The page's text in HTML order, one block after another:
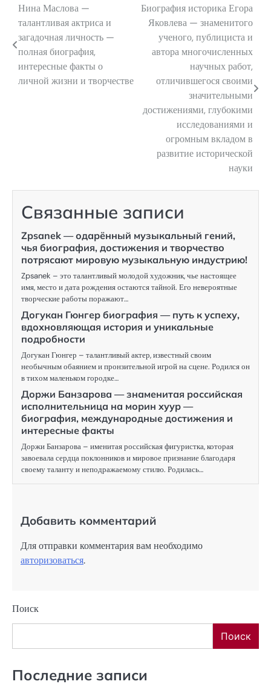
Навигация
по
записям
Нина Маслова —
талантливая актриса и
загадочная личность —
полная биография,
интересные факты о
личной жизни и творчестве
Биография историка Егора
Яковлева — знаменитого
ученого, публициста и
автора многочисленных
научных работ,
отличившегося своими
значительными
достижениями, глубокими
исследованиями и
огромным вкладом в
развитие исторической
науки
Связанные записи
Zpsanek — одарённый музыкальный гений,
чья биография, достижения и творчество
потрясают мировую музыкальную индустрию!
Zpsanek – это талантливый молодой художник, чье настоящее
имя, место и дата рождения остаются тайной. Его невероятные
творческие работы поражают…
Догукан Гюнгер биография — путь к успеху,
вдохновляющая история и уникальные
подробности
Догукан Гюнгер – талантливый актер, известный своим
необычным обаянием и пронзительной игрой на сцене. Родился он
в тихом маленьком городке…
Доржи Банзарова — знаменитая российская
исполнительница на морин хуур —
биография, международные достижения и
интересные факты
Доржи Банзарова – именитая российская фигуристка, которая
завоевала сердца поклонников и мировое признание благодаря
своему таланту и неподражаемому стилю. Родилась…
Добавить комментарий
Для отправки комментария вам необходимо
авторизоваться.
Поиск
Поиск
Последние записи